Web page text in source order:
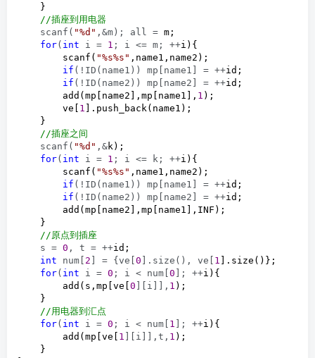
    }
//插座到用电器
    scanf(
"%d " ,&m); all = m;
for( int i = 1 ; i <= m; ++i){
        scanf(
"%s%s " ,name1,name2);
if (!ID(name1)) mp[name1] = ++id;
if (!ID(name2)) mp[name2] = ++id;
        add(mp[name2],mp[name1],
1 );
        ve[
1 ].push_back(name1);
    }
//插座之间
    scanf(
"%d " ,&k);
for( int i = 1 ; i <= k; ++i){
        scanf(
"%s%s " ,name1,name2);
if (!ID(name1)) mp[name1] = ++id;
if (!ID(name2)) mp[name2] = ++id;
        add(mp[name2],mp[name1],INF);
    }
//原点到插座
    s =
0 , t = ++id;
int num[ 2 ] = {ve[ 0 ].size(), ve[ 1 ].size()};
for( int i = 0 ; i < num[ 0 ]; ++i){
        add(s,mp[ve[
0 ][i]], 1 );
    }
//用电器到汇点
for( int i = 0 ; i < num[ 1 ]; ++i){
        add(mp[ve[
1 ][i]],t, 1 );
    }